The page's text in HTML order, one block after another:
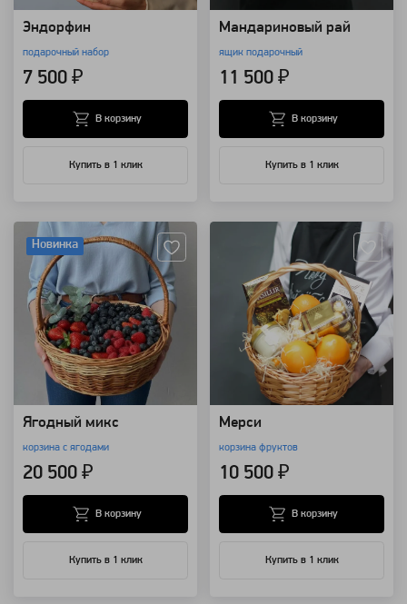
Эндорфин
подарочный набор
7 500 ₽
Купить в 1 клик
В корзину
Мандариновый рай
ящик подарочный
11 500 ₽
Купить в 1 клик
В корзину
Новинка
Ягодный микс
корзина с ягодами
20 500 ₽
Купить в 1 клик
В корзину
Мерси
корзина фруктов
10 500 ₽
Купить в 1 клик
В корзину